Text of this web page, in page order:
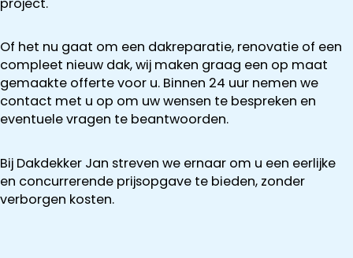
Of het nu gaat om een dakreparatie, renovatie of een
compleet nieuw dak, wij maken graag een op maat
gemaakte offerte voor u. Binnen 24 uur nemen we
contact met u op om uw wensen te bespreken en
eventuele vragen te beantwoorden.
Bij Dakdekker Jan streven we ernaar om u een eerlijke
en concurrerende prijsopgave te bieden, zonder
verborgen kosten.